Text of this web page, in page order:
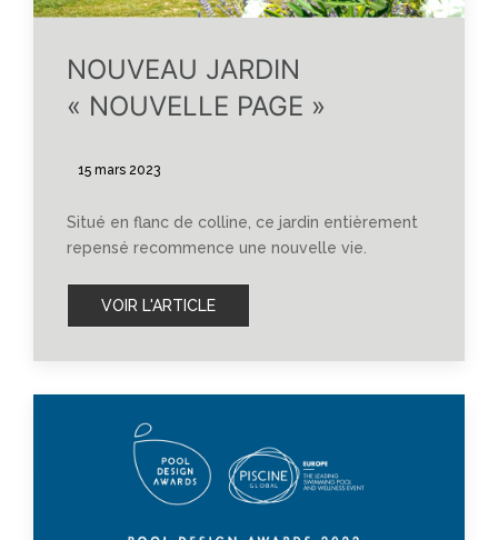
NOUVEAU JARDIN
« NOUVELLE PAGE »
15 mars 2023
Situé en flanc de colline, ce jardin entièrement
repensé recommence une nouvelle vie.
VOIR L'ARTICLE